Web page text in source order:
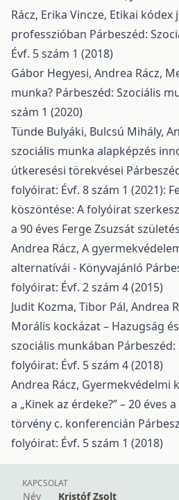
Rácz, Erika Vincze, Etikai kódex
professzióban Párbeszéd:
Évf. 5 szám 1 (2018)
Gábor Hegyesi, Andrea Rácz,
munka? Párbeszéd: Szociális
szám 1 (2020)
Tünde Bulyáki, Bulcsú Mihály,
szociális munka alapképzés
útkeresési törekvései
folyóirat: Évf. 8 szám 1 (2021):
köszöntése: A folyóirat
a 90 éves Ferge Zsuzsát
Andrea Rácz, A
alternatívái - Könyvajánló
folyóirat: Évf. 2 szám 4 (2015)
Judit Kozma, Tibor Pál, Andrea
Morális kockázat – Hazugság
szociális munkában
folyóirat: Évf. 5 szám 4 (2018)
Andrea Rácz, Gyermekvédelmi
a „Kinek az érdeke?” – 20 éves
törvény c. konferencián
folyóirat: Évf. 5 szám 1 (2018)
KAPCSOLAT
Név Kristóf Zsolt